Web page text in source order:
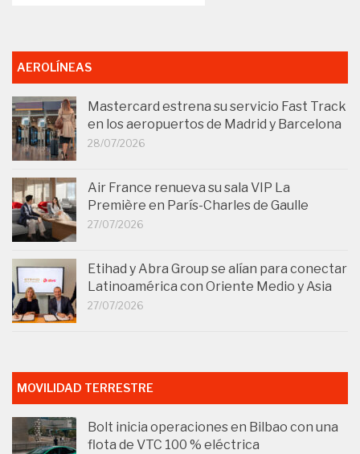
AEROLÍNEAS
Mastercard estrena su servicio Fast Track
en los aeropuertos de Madrid y Barcelona
28/07/2026
Air France renueva su sala VIP La
Première en París-Charles de Gaulle
27/07/2026
Etihad y Abra Group se alían para conectar
Latinoamérica con Oriente Medio y Asia
27/07/2026
MOVILIDAD TERRESTRE
Bolt inicia operaciones en Bilbao con una
flota de VTC 100 % eléctrica